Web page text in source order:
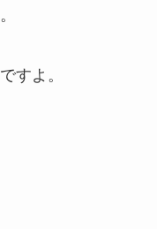
すよ。